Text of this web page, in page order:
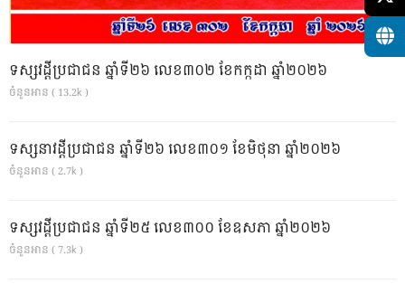
ទស្សវដ្តីប្រជាជន ឆ្នាំទី២៦ លេខ៣០២ ខែកក្កដា ឆ្នាំ២០២៦
ចំនួនអាន ( 13.2k )
ទស្សនាវដ្ដីប្រជាជន ឆ្នាំទី២៦ លេខ៣០១ ខែមិថុនា ឆ្នាំ២០២៦
ចំនួនអាន ( 2.7k )
ទស្សវដ្តីប្រជាជន ឆ្នាំទី២៥ លេខ៣០០ ខែឧសភា ឆ្នាំ២០២៦
ចំនួនអាន ( 7.3k )